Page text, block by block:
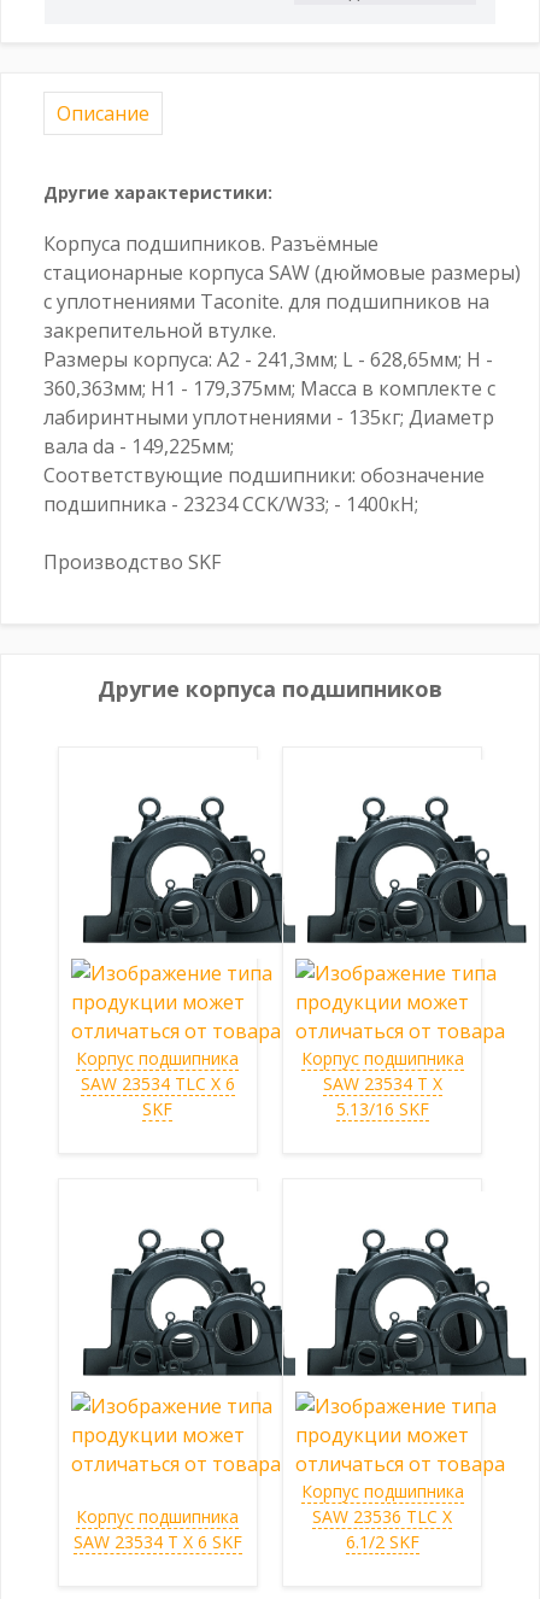
Описание
Другие характеристики:
Корпуса подшипников. Разъёмные
стационарные корпуса SAW (дюймовые размеры)
с уплотнениями Taconite. для подшипников на
закрепительной втулке.
Размеры корпуса: A2 - 241,3мм; L - 628,65мм; H -
360,363мм; H1 - 179,375мм; Масса в комплекте с
лабиринтными уплотнениями - 135кг; Диаметр
вала da - 149,225мм;
Соответствующие подшипники: обозначение
подшипника - 23234 CCK/W33; - 1400кН;
Производство SKF
Другие корпуса подшипников
Корпус подшипника
SAW 23534 TLC X 6
SKF
Корпус подшипника
SAW 23534 T X
5.13/16 SKF
Корпус подшипника
SAW 23534 T X 6 SKF
Корпус подшипника
SAW 23536 TLC X
6.1/2 SKF